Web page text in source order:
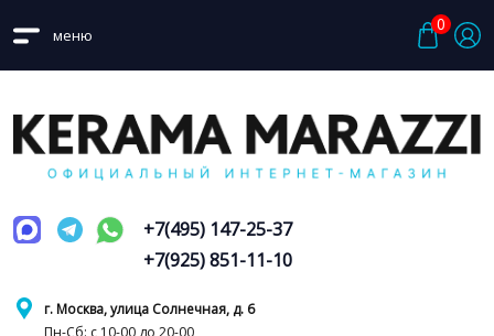
меню
0
г. Москва, улица Солнечная, д. 6
Пн-Сб: с 10-00 до 20-00
+7(495) 147-25-37
+7(925) 851-11-10